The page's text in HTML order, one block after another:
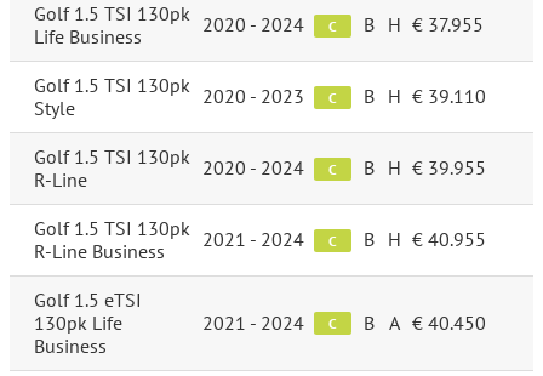
Golf 1.5 TSI 130pk
Life Business
2020 - 2024 C B H € 37.955
Golf 1.5 TSI 130pk
Style
2020 - 2023 C B H € 39.110
Golf 1.5 TSI 130pk
R-Line
2020 - 2024 C B H € 39.955
Golf 1.5 TSI 130pk
R-Line Business
2021 - 2024 C B H € 40.955
Golf 1.5 eTSI
130pk Life
Business
2021 - 2024 C B A € 40.450